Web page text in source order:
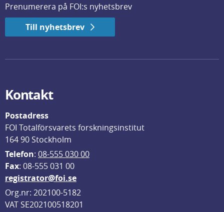
Prenumerera på FOI:s nyhetsbrev
Till nyhetsbrev
Kontakt
Postadress
FOI Totalförsvarets forskningsinstitut
164 90 Stockholm
Telefon: 08-555 030 00
Fax: 08-555 031 00
registrator@foi.se
Org.nr: 202100-5182
VAT SE202100518201